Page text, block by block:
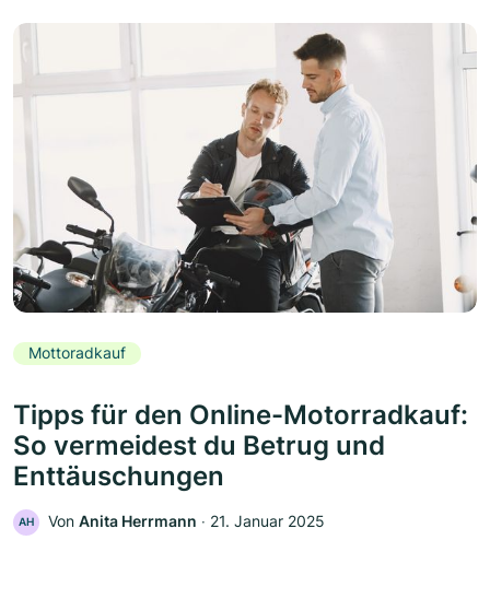
Mottoradkauf
Tipps für den Online-Motorradkauf:
So vermeidest du Betrug und
Enttäuschungen
AH Von Anita Herrmann ‧ 21. Januar 2025